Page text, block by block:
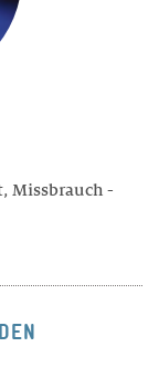
Missbrauch -